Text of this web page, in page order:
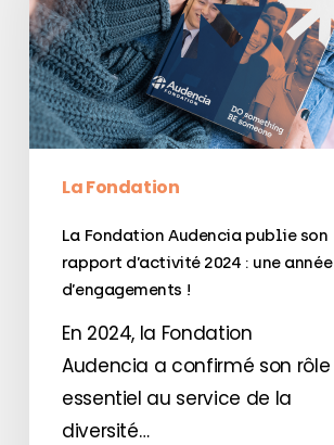
publie
son
rapport
d’activité
2024
année
d’engagements
La Fondation
La Fondation Audencia publie son
rapport d’activité 2024 : une année
d’engagements !
En 2024, la Fondation
Audencia a confirmé son rôle
essentiel au service de la
diversité…